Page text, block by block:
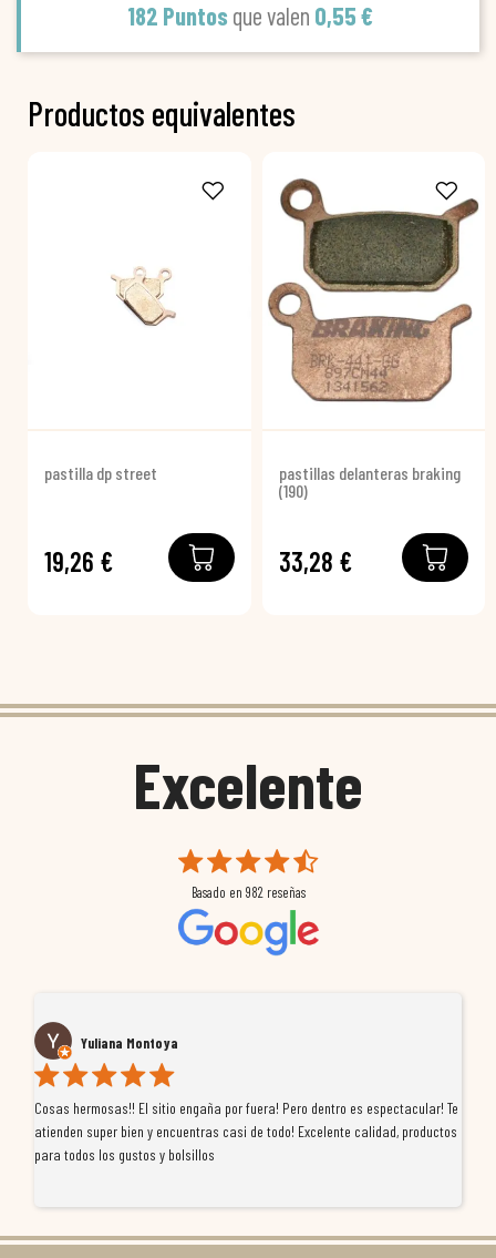
182 Puntos que valen 0,55 €
Productos equivalentes
pastilla dp street
19,26 €
pastillas delanteras braking
(190)
33,28 €
Excelente
Basado en 982 reseñas
Yuliana Montoya
Cosas hermosas!! El sitio engaña por fuera! Pero dentro es espectacular! Te
atienden super bien y encuentras casi de todo! Excelente calidad, productos
para todos los gustos y bolsillos